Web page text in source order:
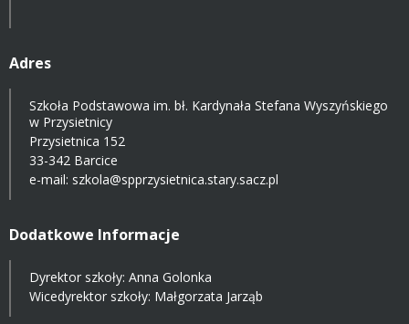
Adres
Szkoła Podstawowa im. bł. Kardynała Stefana Wyszyńskiego
w Przysietnicy
Przysietnica 152
33-342 Barcice
e-mail: szkola@spprzysietnica.stary.sacz.pl
Dodatkowe Informacje
Dyrektor szkoły: Anna Golonka
Wicedyrektor szkoły: Małgorzata Jarząb